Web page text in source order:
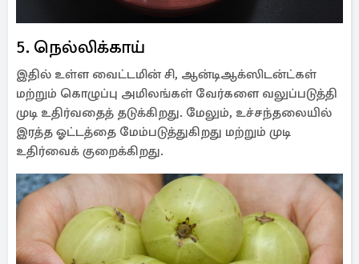
5. நெல்லிக்காய்
இதில் உள்ள வைட்டமின் சி, ஆன்டிஆக்ஸிடன்ட்கள்
மற்றும் கொழுப்பு அமிலங்கள் வேர்களை வலுப்படுத்தி
முடி உதிர்வதைத் தடுக்கிறது. மேலும், உச்சந்தலையில்
இரத்த ஓட்டத்தை மேம்படுத்துகிறது மற்றும் முடி
உதிர்வைக் குறைக்கிறது.